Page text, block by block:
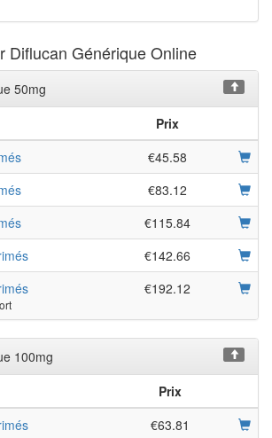
Diflucan Générique Online
50mg
Prix
€45.58
€83.12
€115.84
€142.66
€192.12
100mg
Prix
€63.81